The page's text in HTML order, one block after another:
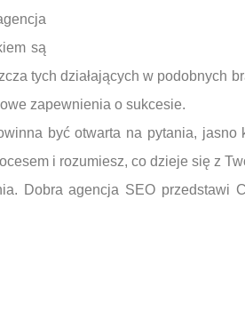
są
tych działających w podobnych
zapewnienia o sukcesie.
być otwarta na pytania, jasno
i rozumiesz, co dzieje się z
Dobra agencja SEO przedstawi